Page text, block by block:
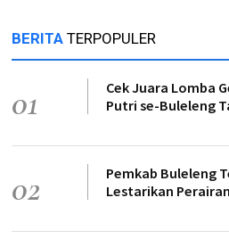
BERITA TERPOPULER
01
Cek Juara Lomba
Putri se-Buleleng
02
Pemkab Buleleng
Lestarikan